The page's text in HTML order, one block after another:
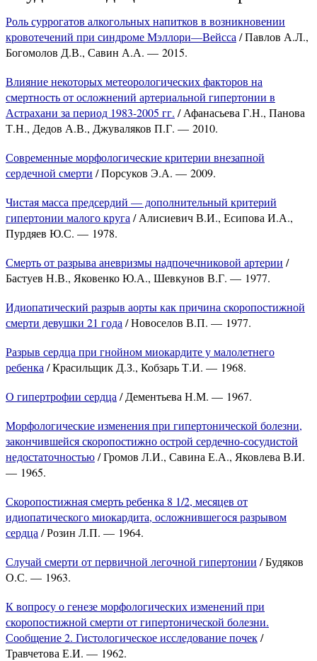
Роль суррогатов алкогольных напитков в возникновении
кровотечений при синдроме Мэллори—Вейсса / Павлов А.Л.,
Богомолов Д.В., Савин А.А. — 2015.
Влияние некоторых метеорологических факторов на
смертность от осложнений артериальной гипертонии в
Астрахани за период 1983-2005 гг. / Афанасьева Г.Н., Панова
Т.Н., Дедов А.В., Джуваляков П.Г. — 2010.
Современные морфологические критерии внезапной
сердечной смерти / Порсуков Э.А. — 2009.
Чистая масса предсердий — дополнительный критерий
гипертонии малого круга / Алисиевич В.И., Есипова И.А.,
Пурдяев Ю.С. — 1978.
Смерть от разрыва аневризмы надпочечниковой артерии /
Бастуев Н.В., Яковенко Ю.А., Шевкунов В.Г. — 1977.
Идиопатический разрыв аорты как причина скоропостижной
смерти девушки 21 года / Новоселов В.П. — 1977.
Разрыв сердца при гнойном миокардите у малолетнего
ребенка / Красильщик Д.З., Кобзарь Т.И. — 1968.
О гипертрофии сердца / Дементьева Н.М. — 1967.
Морфологические изменения при гипертонической болезни,
закончившейся скоропостижно острой сердечно-сосудистой
недостаточностью/ Громов Л.И., Савина Е.А., Яковлева В.И.
— 1965.
Скоропостижная смерть ребенка 8 1/2, месяцев от
идиопатического миокардита, осложнившегося разрывом
сердца / Розин Л.П. — 1964.
Случай смерти от первичной легочной гипертонии / Будяков
О.С. — 1963.
К вопросу о генезе морфологических изменений при
скоропостижной смерти от гипертонической болезни.
Сообщение 2. Гистологическое исследование почек/
Травчетова Е.И. — 1962.